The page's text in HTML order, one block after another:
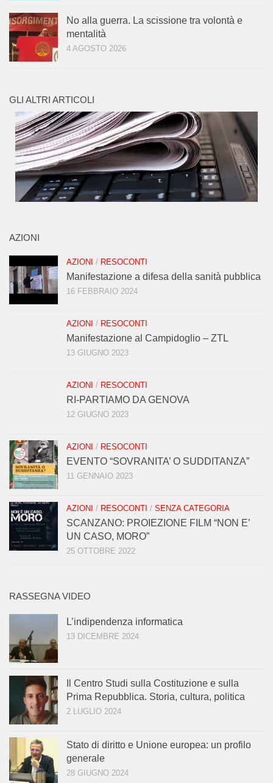
No alla guerra. La scissione tra volontà e
mentalità
4 AGOSTO 2026
GLI ALTRI ARTICOLI
AZIONI
AZIONI / RESOCONTI
Manifestazione a difesa della sanità pubblica
16 FEBBRAIO 2024
AZIONI / RESOCONTI
Manifestazione al Campidoglio – ZTL
13 GIUGNO 2023
AZIONI / RESOCONTI
RI-PARTIAMO DA GENOVA
12 GIUGNO 2023
AZIONI / RESOCONTI
EVENTO “SOVRANITA’ O SUDDITANZA”
11 GENNAIO 2023
AZIONI / RESOCONTI / SENZA CATEGORIA
SCANZANO: PROIEZIONE FILM “NON E’
UN CASO, MORO”
25 OTTOBRE 2022
RASSEGNA VIDEO
L’indipendenza informatica
13 DICEMBRE 2024
Il Centro Studi sulla Costituzione e sulla
Prima Repubblica. Storia, cultura, politica
2 LUGLIO 2024
Stato di diritto e Unione europea: un profilo
generale
28 GIUGNO 2024